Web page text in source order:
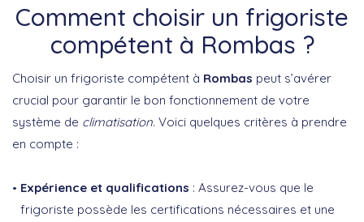
Comment choisir un frigoriste
compétent à Rombas ?
Choisir un frigoriste compétent à Rombas peut s’avérer
crucial pour garantir le bon fonctionnement de votre
système de climatisation. Voici quelques critères à prendre
en compte :
Expérience et qualifications : Assurez-vous que le
frigoriste possède les certifications nécessaires et une